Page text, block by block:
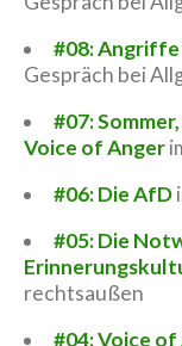
#08: Angriffe
Gespräch bei
#07:
Voice of Anger
#06: Die AfD
#05: Die
rechtsaußen
#04: Voice of